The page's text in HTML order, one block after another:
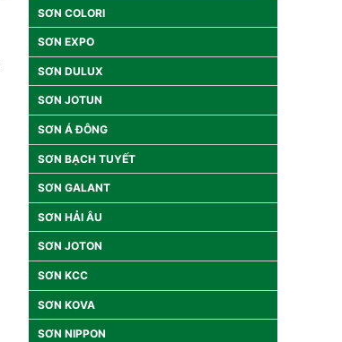
SƠN COLORI
SƠN EXPO
SƠN DULUX
SƠN JOTUN
SƠN Á ĐÔNG
SƠN BẠCH TUYẾT
SƠN GALANT
SƠN HẢI ÂU
SƠN JOTON
SƠN KCC
SƠN KOVA
SƠN NIPPON